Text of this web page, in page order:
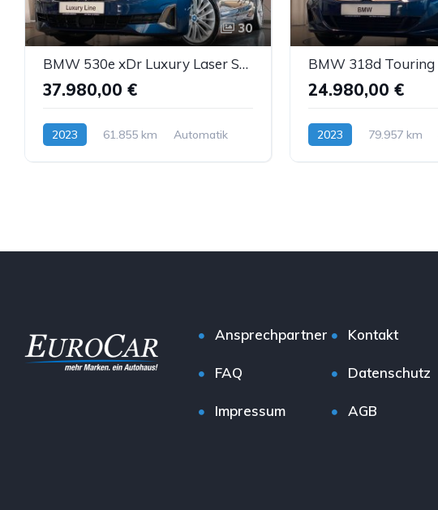
30
BMW 530e xDr Luxury Laser Sbel HUD H&K DDC ACC AHK
37.980,00 €
2023 61.855 km
Automatik
24.980,00 €
2023 79.957 km
Ansprechpartner Kontakt
FAQ Datenschutz
Impressum AGB